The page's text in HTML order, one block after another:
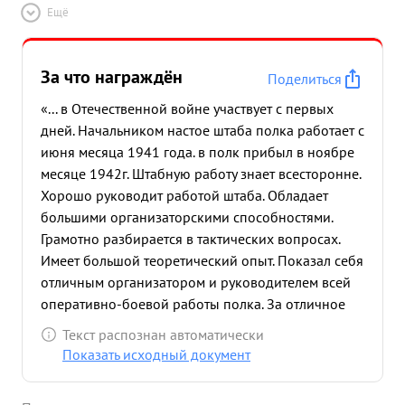
оперативные сводки, представлял их в штаб
дивизии В эти дни он все свои силы способности
полка, выполнения поставленных заотдавал дач.
Тов. Калашников приложил много усилий с
большим желанием и любовью оформил историю
полка и книгу Героев Советского Союза, Строг
Дисциплинирован и требователен. Умеет
правильно нацеливать личный состав на
выполнение любой задачи, поставленной
вышестоящим командованием. Пользуется
большим авторитетом среди личного состава
части. ...»
Ещё
За что награждён
Поделиться
«... в Отечественной войне участвует с первых
дней. Начальником настое штаба полка работает с
июня месяца 1941 года. в полк прибыл в ноябре
месяце 1942г. Штабную работу знает всесторонне.
Хорошо руководит работой штаба. Обладает
большими организаторскими способностями.
Грамотно разбирается в тактических вопросах.
Имеет большой теоретический опыт. Показал себя
отличным организатором и руководителем всей
оперативно-боевой работы полка. За отличное
руководство, хорошую организацию, в июне
1944г. награжден орденом Отечестве нной войны
Текст распознан автоматически
Показать исходный документ